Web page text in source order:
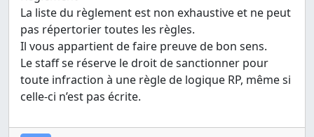
La liste du règlement est non exhaustive et ne peut
pas répertorier toutes les règles.
Il vous appartient de faire preuve de bon sens.
Le staff se réserve le droit de sanctionner pour
toute infraction à une règle de logique RP, même si
celle-ci n’est pas écrite.